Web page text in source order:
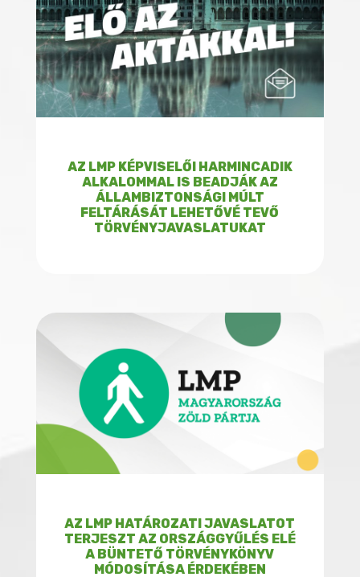
AZ LMP KÉPVISELŐI HARMINCADIK
ALKALOMMAL IS BEADJÁK AZ
ÁLLAMBIZTONSÁGI MÚLT
FELTÁRÁSÁT LEHETŐVÉ TEVŐ
TÖRVÉNYJAVASLATUKAT
AZ LMP HATÁROZATI JAVASLATOT
TERJESZT AZ ORSZÁGGYŰLÉS ELÉ
A BÜNTETŐ TÖRVÉNYKÖNYV
MÓDOSÍTÁSA ÉRDEKÉBEN